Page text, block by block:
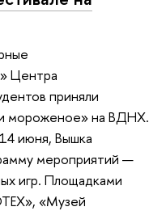
Центра
приняли
мороженое» на ВДНХ.
июня, Вышка
мероприятий —
игр. Площадками
«Музей